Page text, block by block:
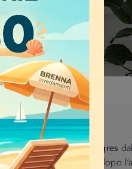
ancheArmadi in gres
e assistenza dopo